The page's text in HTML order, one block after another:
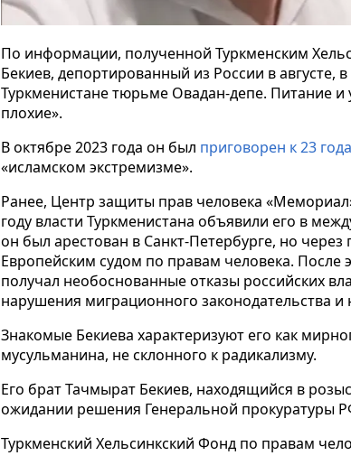
По информации, полученной Туркменским
Бекиев, депортированный из России в
Туркменистане тюрьме Овадан-депе. Питание и
плохие».
В октябре 2023 года он был приговорен к 23
«исламском экстремизме».
Ранее, Центр защиты прав человека
году власти Туркменистана объявили его в
он был арестован в Санкт-Петербурге, но
Европейским судом по правам человека.
получал необоснованные отказы российских
нарушения миграционного законодательства
Знакомые Бекиева характеризуют его как
мусульманина, не склонного к радикализму.
Его брат Тачмырат Бекиев, находящийся в
ожидании решения Генеральной прокуратуры
Туркменский Хельсинкский Фонд по правам